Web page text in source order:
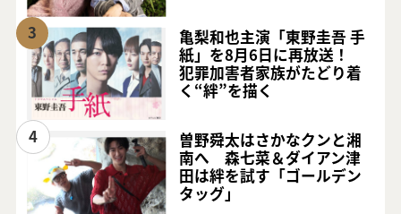
3
亀梨和也主演「東野圭吾 手
紙」を8月6日に再放送！
犯罪加害者家族がたどり着
く“絆”を描く
4
曽野舜太はさかなクンと湘
南へ 森七菜＆ダイアン津
田は絆を試す「ゴールデン
タッグ」